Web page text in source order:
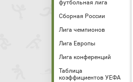
футбольная лига
Сборная России
Лига чемпионов
Лига Европы
Лига конференций
Таблица
коэффициентов УЕФА